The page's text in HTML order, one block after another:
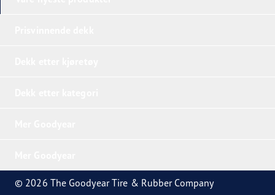
© 2026 The Goodyear Tire & Rubber Company